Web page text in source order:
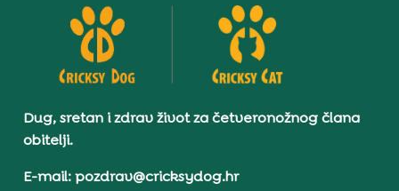
Dug, sretan i zdrav život za četveronožnog člana
obitelji.
E-mail: pozdrav@cricksydog.hr